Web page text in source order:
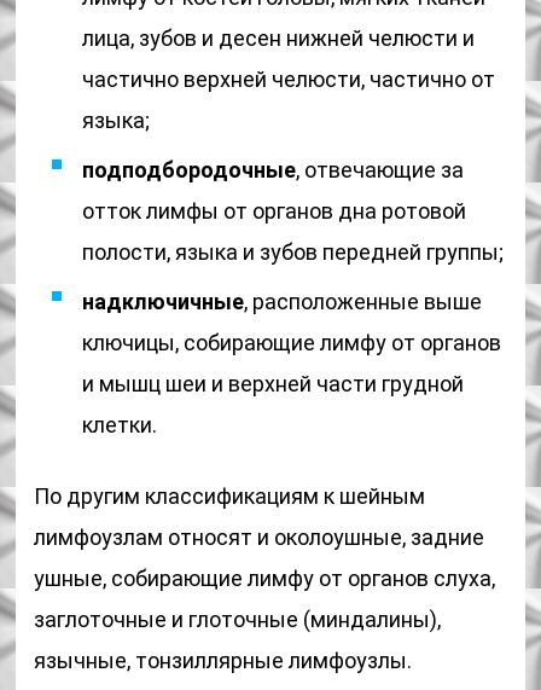
лица, зубов и десен нижней челюсти и
частично верхней челюсти, частично от
языка;
подподбородочные, отвечающие за
отток лимфы от органов дна ротовой
полости, языка и зубов передней группы;
надключичные, расположенные выше
ключицы, собирающие лимфу от органов
и мышц шеи и верхней части грудной
клетки.
По другим классификациям к шейным
лимфоузлам относят и околоушные, задние
ушные, собирающие лимфу от органов слуха,
заглоточные и глоточные (миндалины),
язычные, тонзиллярные лимфоузлы.